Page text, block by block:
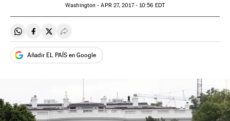
Washington -APR27, 2017 - 10:56 EDT
Compartir en Whatsapp
Compartir en Facebook
Compartir en Twitter
Desplegar Redes Sociales
Añadir EL PAÍS en Google